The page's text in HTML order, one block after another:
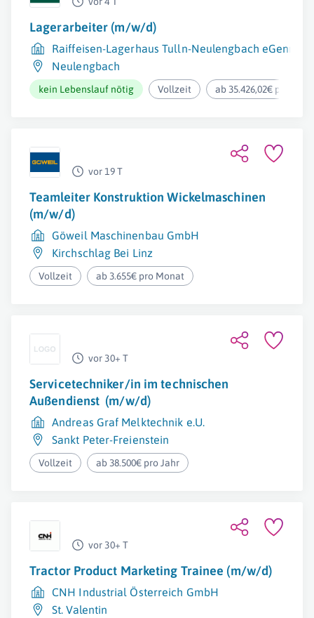
Lagerarbeiter (m/w/d)
Raiffeisen-Lagerhaus Tulln-Neulengbach eGenmbH
Neulengbach
kein Lebenslauf nötig Vollzeit ab 35.426,02€ pro Jahr
vor 19 T
Teamleiter Konstruktion Wickelmaschinen
(m/w/d)
Göweil Maschinenbau GmbH
Kirchschlag Bei Linz
Vollzeit ab 3.655€ pro Monat
vor 30+ T
Servicetechniker/in im technischen
Außendienst (m/w/d)
Andreas Graf Melktechnik e.U.
Sankt Peter-Freienstein
Vollzeit ab 38.500€ pro Jahr
vor 30+ T
Tractor Product Marketing Trainee (m/w/d)
CNH Industrial Österreich GmbH
St. Valentin